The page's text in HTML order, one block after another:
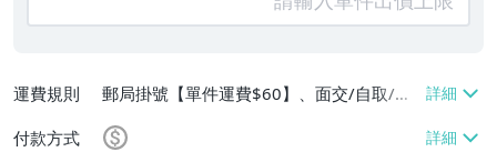
運費規則
郵局掛號【單件運費$60】、面交/自取/不
寄送【免運費】
付款方式